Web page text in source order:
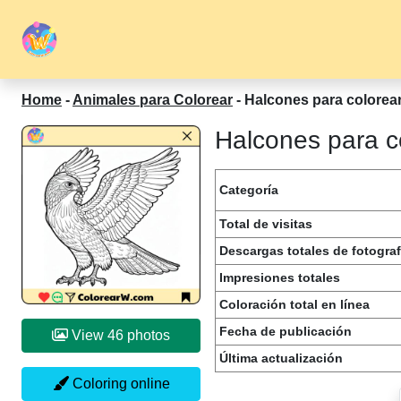
Home - Animales para Colorear - Halcones para
View 46 photos
Coloring online
Halcones para
Categoría
Total de visitas
Descargas totales de
Impresiones totales
Coloración total en línea
Fecha de publicación
Última actualización